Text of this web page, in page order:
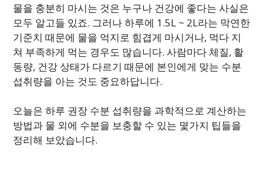
물을 충분히 마시는 것은 누구나 건강에 좋다는 사실은
모두 알고들 있죠. 그러나 하루에 1.5L ~ 2L라는 막연한
기준치 때문에 물을 억지로 힘겹게 마시거나, 먹다 지
쳐 부족하게 먹는 경우도 많습니다. 사람마다 체질, 활
동량, 건강 상태가 다르기 때문에 본인에게 맞는 수분
섭취량을 아는 것도 중요하답니다.
오늘은 하루 권장 수분 섭취량을 과학적으로 계산하는
방법과 물 외에 수분을 보충할 수 있는 몇가지 팁들을
정리해 보았습니다.